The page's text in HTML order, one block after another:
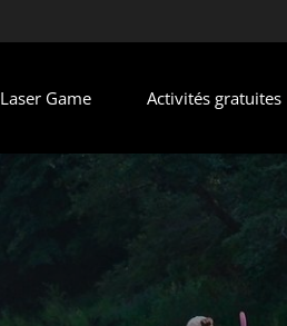
Laser Game Activités gratuites